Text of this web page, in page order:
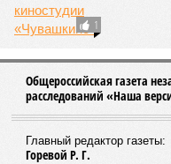
1
Общероссийская газета
расследований «Наша
Главный редактор газеты:
Горевой Р. Г.